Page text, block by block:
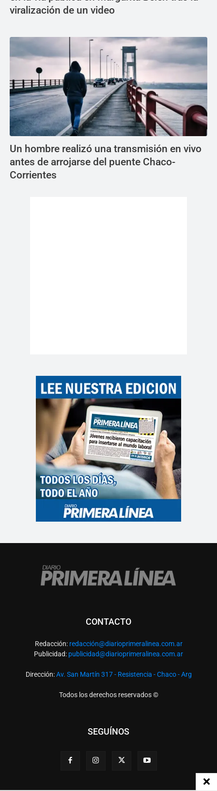
viralización de un video
Un hombre realizó una transmisión en vivo
antes de arrojarse del puente Chaco-
Corrientes
CONTACTO
Redacción: redacción@diarioprimeralinea.com.ar
Publicidad: publicidad@diarioprimeralinea.com.ar
Dirección:Av. San Martín 317 - Resistencia - Chaco - Arg
Todos los derechos reservados ©
SEGUÍNOS